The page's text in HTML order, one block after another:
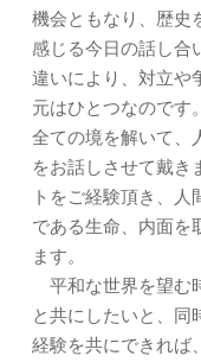
機会ともなり、歴史
感じる今日の話し合
違いにより、対立や
元はひとつなのです
全ての境を解いて、
をお話しさせて戴き
トをご経験頂き、
である生命、内面を
ます。
平和な世界を望む
と共にしたいと、同
経験を共にできれば